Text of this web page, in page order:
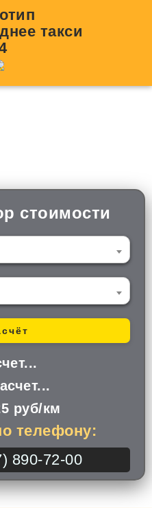
стоимости
руб/км
телефону:
890-72-00